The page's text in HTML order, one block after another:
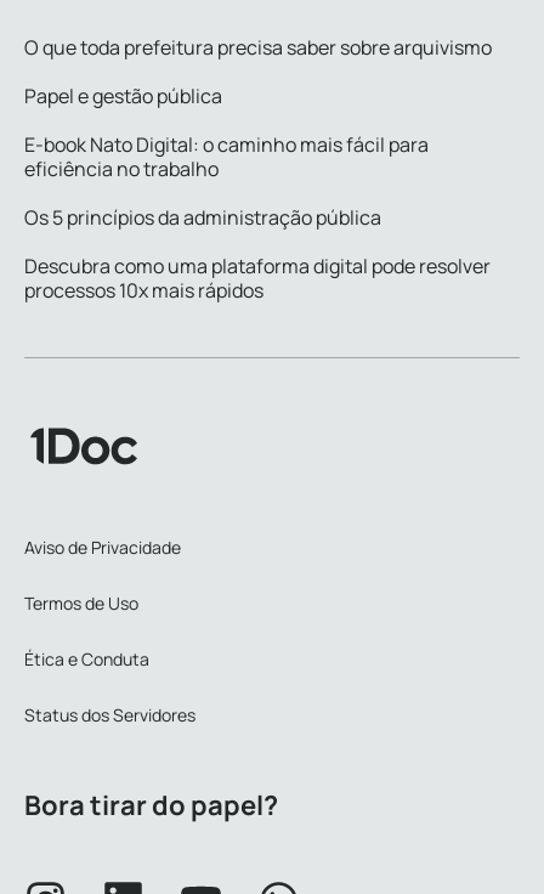
O que toda prefeitura precisa saber sobre arquivismo
Papel e gestão pública
E-book Nato Digital: o caminho mais fácil para
eficiência no trabalho
Os 5 princípios da administração pública
Descubra como uma plataforma digital pode resolver
processos 10x mais rápidos
Aviso de Privacidade
Termos de Uso
Ética e Conduta
Status dos Servidores
Bora tirar do papel?